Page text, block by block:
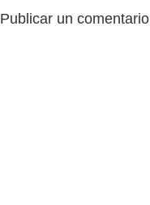
Publicar un comentario